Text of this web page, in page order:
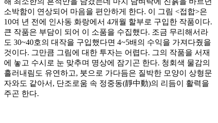
소박함이 연상되어 마음을 편안하게 한다. 이 그림 <접합>은
10여 년 전에 인사동 화랑에서 4개월 할부로 구입한 작품이다.
큰 작품은 부담이 되어 이 소품을 수집했다. 조금 무리해서라
도 30~40호의 대작을 구입했다면 4~5배의 수익을 가져다줬을
것이다. 그만큼 그림에 대한 투자는 어렵다. 그의 작품을 서재
에 놓고 수시로 눈 맞추며 명상에 잠기곤 한다. 청회색 물감의
흘러내림도 유연하고, 붓으로 가다듬은 질박한 모양이 상형문
자와도 같아서, 단조로움 속 정중동(靜中動)의 리듬이 활력을
주곤 한다.